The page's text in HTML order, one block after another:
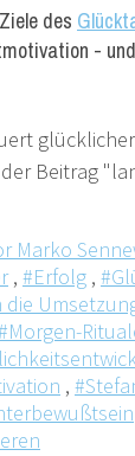
des
-
Beitrag
Marko
, #Erfolg ,
die
,